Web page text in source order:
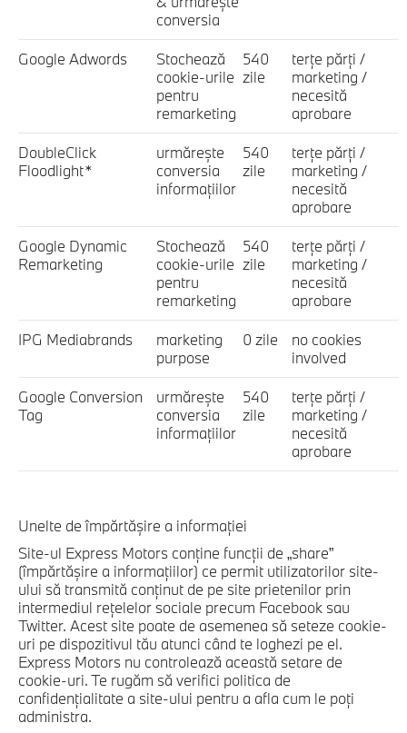
conversia
Google Adwords
Stochează
cookie-urile
pentru
remarketing
540
zile
terţe părţi /
marketing /
necesită
aprobare
DoubleClick
Floodlight*
urmăreşte
conversia
informaţiilor
540
zile
terţe părţi /
marketing /
necesită
aprobare
Google Dynamic
Remarketing
Stochează
cookie-urile
pentru
remarketing
540
zile
terţe părţi /
marketing /
necesită
aprobare
IPG Mediabrands
marketing
purpose
0 zile
no cookies
involved
Google Conversion
Tag
urmăreşte
conversia
informaţiilor
540
zile
terţe părţi /
marketing /
necesită
aprobare
Unelte de împărtăşire a informaţiei
Site-ul Express Motors conţine funcţii de „share”
(împărtăşire a informaţiilor) ce permit utilizatorilor site-
ului să transmită conţinut de pe site prietenilor prin
intermediul reţelelor sociale precum Facebook sau
Twitter. Acest site poate de asemenea să seteze cookie-
uri pe dispozitivul tău atunci când te loghezi pe el.
Express Motors nu controlează această setare de
cookie-uri. Te rugăm să verifici politica de
confidenţialitate a site-ului pentru a afla cum le poţi
administra.